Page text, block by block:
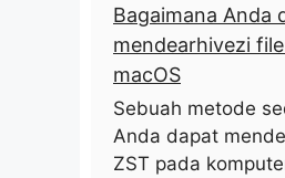
Bagaimana Anda
mendearhivezi
macOS
Sebuah metode
Anda dapat
ZST pada